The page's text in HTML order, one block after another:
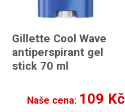
Gillette Cool Wave
antiperspirant gel
stick 70 ml
Naše cena: 109 Kč